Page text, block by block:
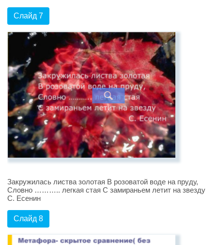
Слайд 7
Закружилась листва золотая В розоватой воде на пруду,
Словно ……….. легкая стая С замираньем летит на звезду
С. Есенин
Слайд 8